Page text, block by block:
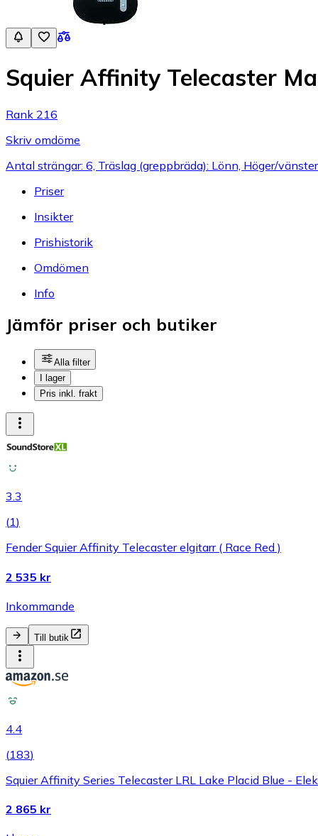
Squier Affinity Telecaster
Rank 216
Skriv omdöme
Antal strängar: 6, Träslag (greppbräda): Lönn, Höger/
Priser
Insikter
Prishistorik
Omdömen
Info
Jämför priser och butiker
Alla filter
I lager
Pris inkl. frakt
3.3
(1)
Fender Squier Affinity Telecaster elgitarr ( Race Red )
2 535 kr
Inkommande
Till butik
4.4
(183)
Squier Affinity Series Telecaster LRL Lake Placid Blue -
2 865 kr